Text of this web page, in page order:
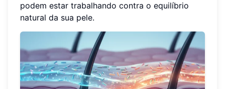
podem estar trabalhando contra o equilíbrio
natural da sua pele.